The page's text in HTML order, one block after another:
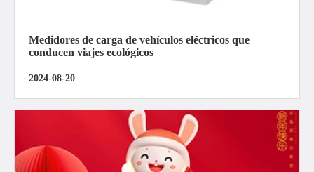
Medidores de carga de vehículos eléctricos que
conducen viajes ecológicos
2024-08-20